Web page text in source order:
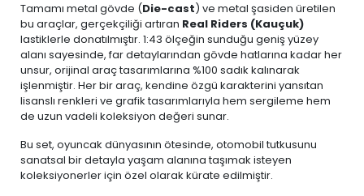
Tamamı metal gövde (Die-cast) ve metal şasiden üretilen
bu araçlar, gerçekçiliği artıran Real Riders (Kauçuk)
lastiklerle donatılmıştır. 1:43 ölçeğin sunduğu geniş yüzey
alanı sayesinde, far detaylarından gövde hatlarına kadar her
unsur, orijinal araç tasarımlarına %100 sadık kalınarak
işlenmiştir. Her bir araç, kendine özgü karakterini yansıtan
lisanslı renkleri ve grafik tasarımlarıyla hem sergileme hem
de uzun vadeli koleksiyon değeri sunar.
Bu set, oyuncak dünyasının ötesinde, otomobil tutkusunu
sanatsal bir detayla yaşam alanına taşımak isteyen
koleksiyonerler için özel olarak kürate edilmiştir.